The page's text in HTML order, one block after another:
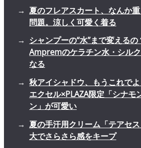
夏のフレアスカート、なんか
問題。涼しく可愛く着る
シャンプーの“水”まで変えるの
Ampremのケラチン水・シル
なる
秋アイシャドウ、もうこれで
エクセル×PLAZA限定「シナモ
ン」が可愛い
夏の手汗用クリーム「テアセ
大でさらさら感をキープ